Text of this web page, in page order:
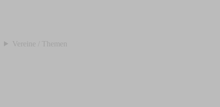
Vereine / Themen